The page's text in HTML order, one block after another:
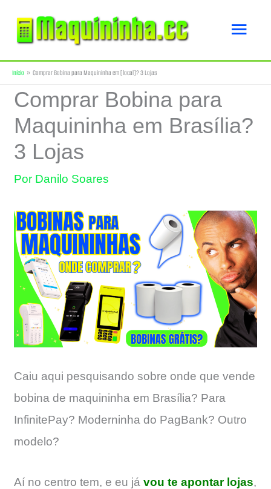
para
conteúdo
Início Comprar Bobina para Maquininha em [local]? 3 Lojas
Comprar Bobina para
Maquininha em Brasília?
3 Lojas
Por Danilo Soares
Caiu aqui pesquisando sobre onde que vende
bobina de maquininha em Brasília? Para
InfinitePay? Moderninha do PagBank? Outro
modelo?
Aí no centro tem, e eu já vou te apontar lojas,